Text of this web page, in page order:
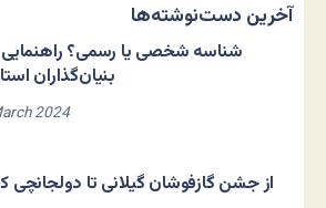
آخرین دست‌نوشته‌ها
شناسه شخصی یا رسمی؟ راهنمایی
بنیان‌گذاران
2024
از جشن گازفوشان گیلانی تا دولجانچی